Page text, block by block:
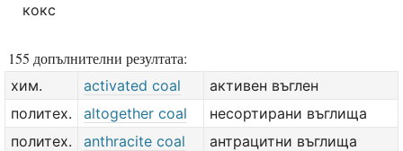
кокс
155 допълнителни резултата:
хим. activated coal
активен въглен
политех.
altogether coal
несортирани въглища
политех.
anthracite coal
антрацитни въглища